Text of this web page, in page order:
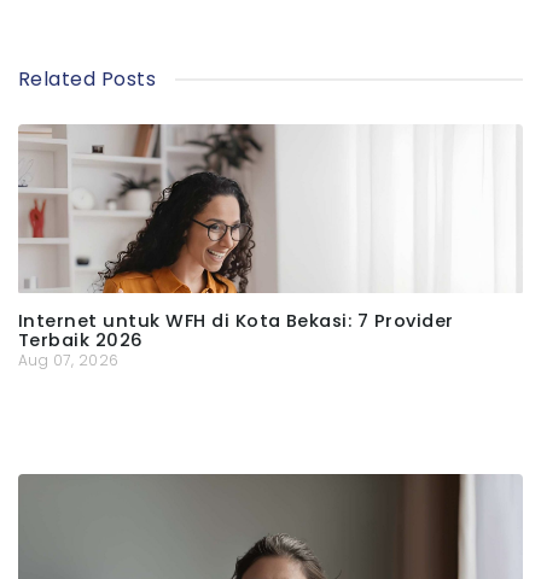
Related Posts
Internet untuk WFH di Kota Bekasi: 7 Provider
Terbaik 2026
Aug 07, 2026